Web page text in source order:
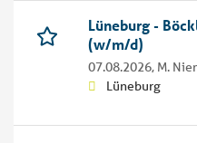
Lüneburg -
(w/m/d)
07.08.2026, M.
Lüneburg